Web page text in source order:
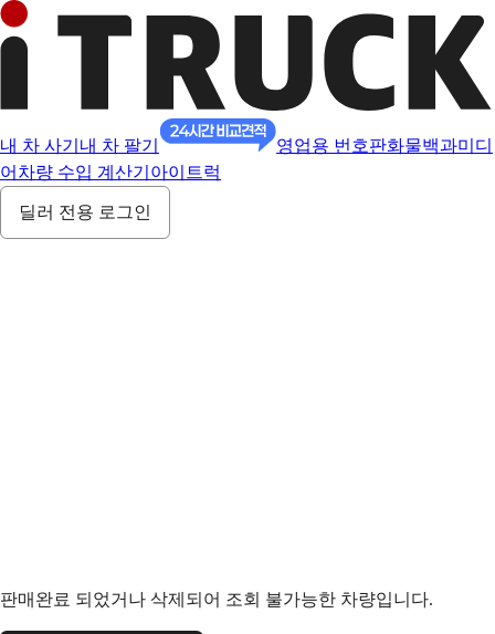
내 차 사기 내 차 팔기 영업용 번호판화물백과미디
어 차량 수입 계산기 아이트럭
딜러 전용 로그인
판매완료 되었거나 삭제되어 조회 불가능한 차량입니다.